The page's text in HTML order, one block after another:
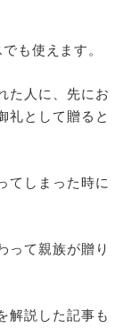
も使えます。
た人に、先にお
礼として贈ると
てしまった時に
って親族が贈り
解説した記事も